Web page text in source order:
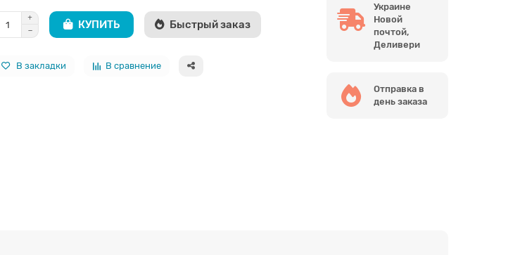
КУПИТЬ Быстрый заказ
В закладки В сравнение
Украине
Новой
почтой,
Деливери
Отправка в
день заказа